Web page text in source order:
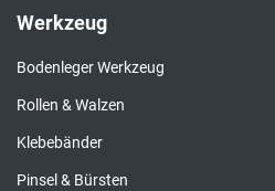
Werkzeug
Bodenleger Werkzeug
Rollen & Walzen
Klebebänder
Pinsel & Bürsten